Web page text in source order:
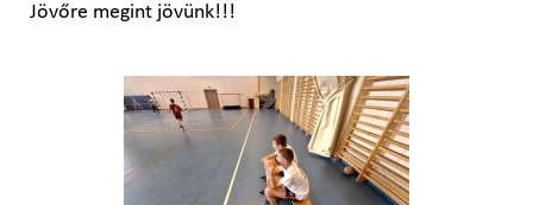
Jövőre megint jövünk!!!